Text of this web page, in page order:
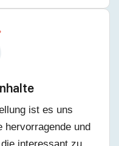
ist es uns
hervorragende und